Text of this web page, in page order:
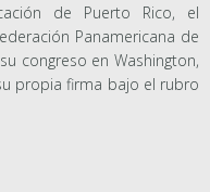
de Puerto Rico, el
Panamericana de
congreso en Washington,
propia firma bajo el rubro